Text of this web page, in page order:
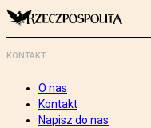
KONTAKT
O nas
Kontakt
Napisz do nas